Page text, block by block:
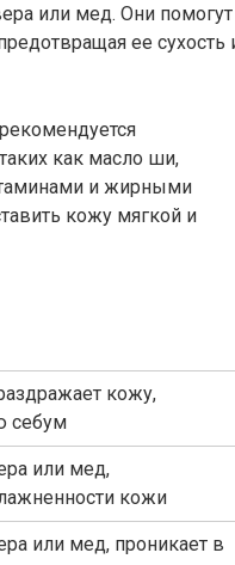
или мед. Они помогут
ее сухость
как масло ши,
и жирными
кожу мягкой и
кожу,
себум
или мед,
кожи
или мед, проникает в